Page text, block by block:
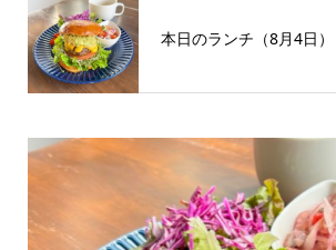
本日のランチ（8月4日）